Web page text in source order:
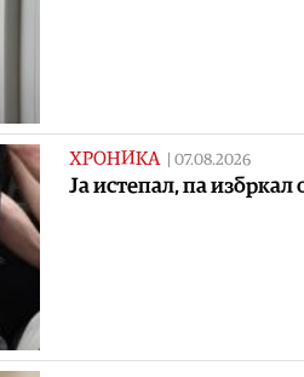
ХРОНИКА | 07.08.2026
Ја истепал, па избркал